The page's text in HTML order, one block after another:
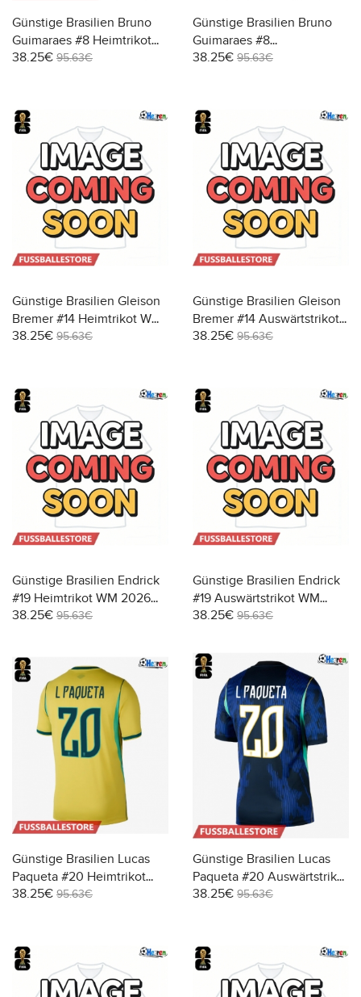
Günstige Brasilien Bruno
Guimaraes #8 Heimtrikot
WM 2026 Kurzarm
38.25€ 95.63€
Günstige Brasilien Bruno
Guimaraes #8
Auswärtstrikot WM 2026
38.25€ 95.63€
Günstige Brasilien Gleison
Bremer #14 Heimtrikot WM
2026 Kurzarm
38.25€ 95.63€
Günstige Brasilien Gleison
Bremer #14 Auswärtstrikot
WM 2026 Kurzarm
38.25€ 95.63€
Günstige Brasilien Endrick
#19 Heimtrikot WM 2026
Kurzarm
38.25€ 95.63€
Günstige Brasilien Endrick
#19 Auswärtstrikot WM
2026 Kurzarm
38.25€ 95.63€
Günstige Brasilien Lucas
Paqueta #20 Heimtrikot
WM 2026 Kurzarm
38.25€ 95.63€
Günstige Brasilien Lucas
Paqueta #20 Auswärtstrikot
WM 2026 Kurzarm
38.25€ 95.63€